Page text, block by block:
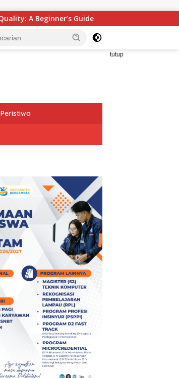
Gelar Audiensi, Jasa Raharja dan
tutup
Peristiwa